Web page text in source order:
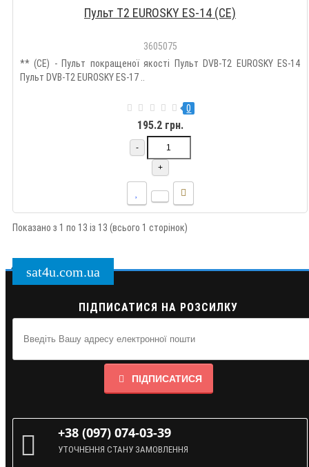
Пульт T2 EUROSKY ES-14 (CE)
3605075
** (CE) - Пульт покращеної якості Пульт DVB-T2 EUROSKY ES-14
Пульт DVB-T2 EUROSKY ES-17 ..
0
195.2 грн.
-
+
Показано з 1 по 13 із 13 (всього 1 сторінок)
sat4u.com.ua
ПІДПИСАТИСЯ НА РОЗСИЛКУ
ПІДПИСАТИСЯ
+38 (097) 074-03-39
УТОЧНЕННЯ СТАНУ ЗАМОВЛЕННЯ